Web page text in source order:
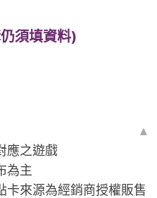
須填資料)
▴
應之遊戲
為主
卡來源為經銷商授權販售